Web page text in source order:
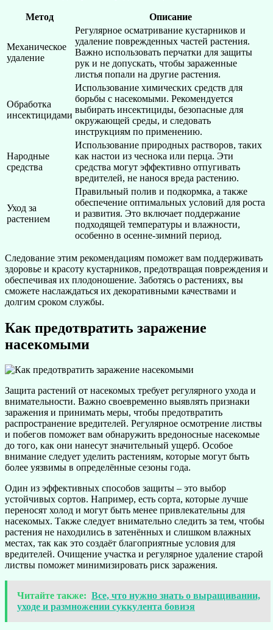
Метод Описание
Механическое
удаление
Регулярное осматривание кустарников и
удаление поврежденных частей растения.
Важно использовать перчатки для защиты
рук и не допускать, чтобы зараженные
листья попали на другие растения.
Обработка
инсектицидами
Использование химических средств для
борьбы с насекомыми. Рекомендуется
выбирать инсектициды, безопасные для
окружающей среды, и следовать
инструкциям по применению.
Народные
средства
Использование природных растворов, таких
как настои из чеснока или перца. Эти
средства могут эффективно отпугивать
вредителей, не нанося вреда растению.
Уход за
растением
Правильный полив и подкормка, а также
обеспечение оптимальных условий для роста
и развития. Это включает поддержание
подходящей температуры и влажности,
особенно в осенне-зимний период.
Следование этим рекомендациям поможет вам поддерживать
здоровье и красоту кустарников, предотвращая повреждения и
обеспечивая их плодоношение. Заботясь о растениях, вы
сможете наслаждаться их декоративными качествами и
долгим сроком службы.
Как предотвратить заражение
насекомыми
Защита растений от насекомых требует регулярного ухода и
внимательности. Важно своевременно выявлять признаки
заражения и принимать меры, чтобы предотвратить
распространение вредителей. Регулярное осмотрение листвы
и побегов поможет вам обнаружить вредоносные насекомые
до того, как они нанесут значительный ущерб. Особое
внимание следует уделить растениям, которые могут быть
более уязвимы в определённые сезоны года.
Один из эффективных способов защиты – это выбор
устойчивых сортов. Например, есть сорта, которые лучше
переносят холод и могут быть менее привлекательны для
насекомых. Также следует внимательно следить за тем, чтобы
растения не находились в затенённых и слишком влажных
местах, так как это создаёт благоприятные условия для
вредителей. Очищение участка и регулярное удаление старой
листвы поможет минимизировать риск заражения.
Читайте также: Все, что нужно знать о выращивании,
уходе и размножении суккулента бовиэя